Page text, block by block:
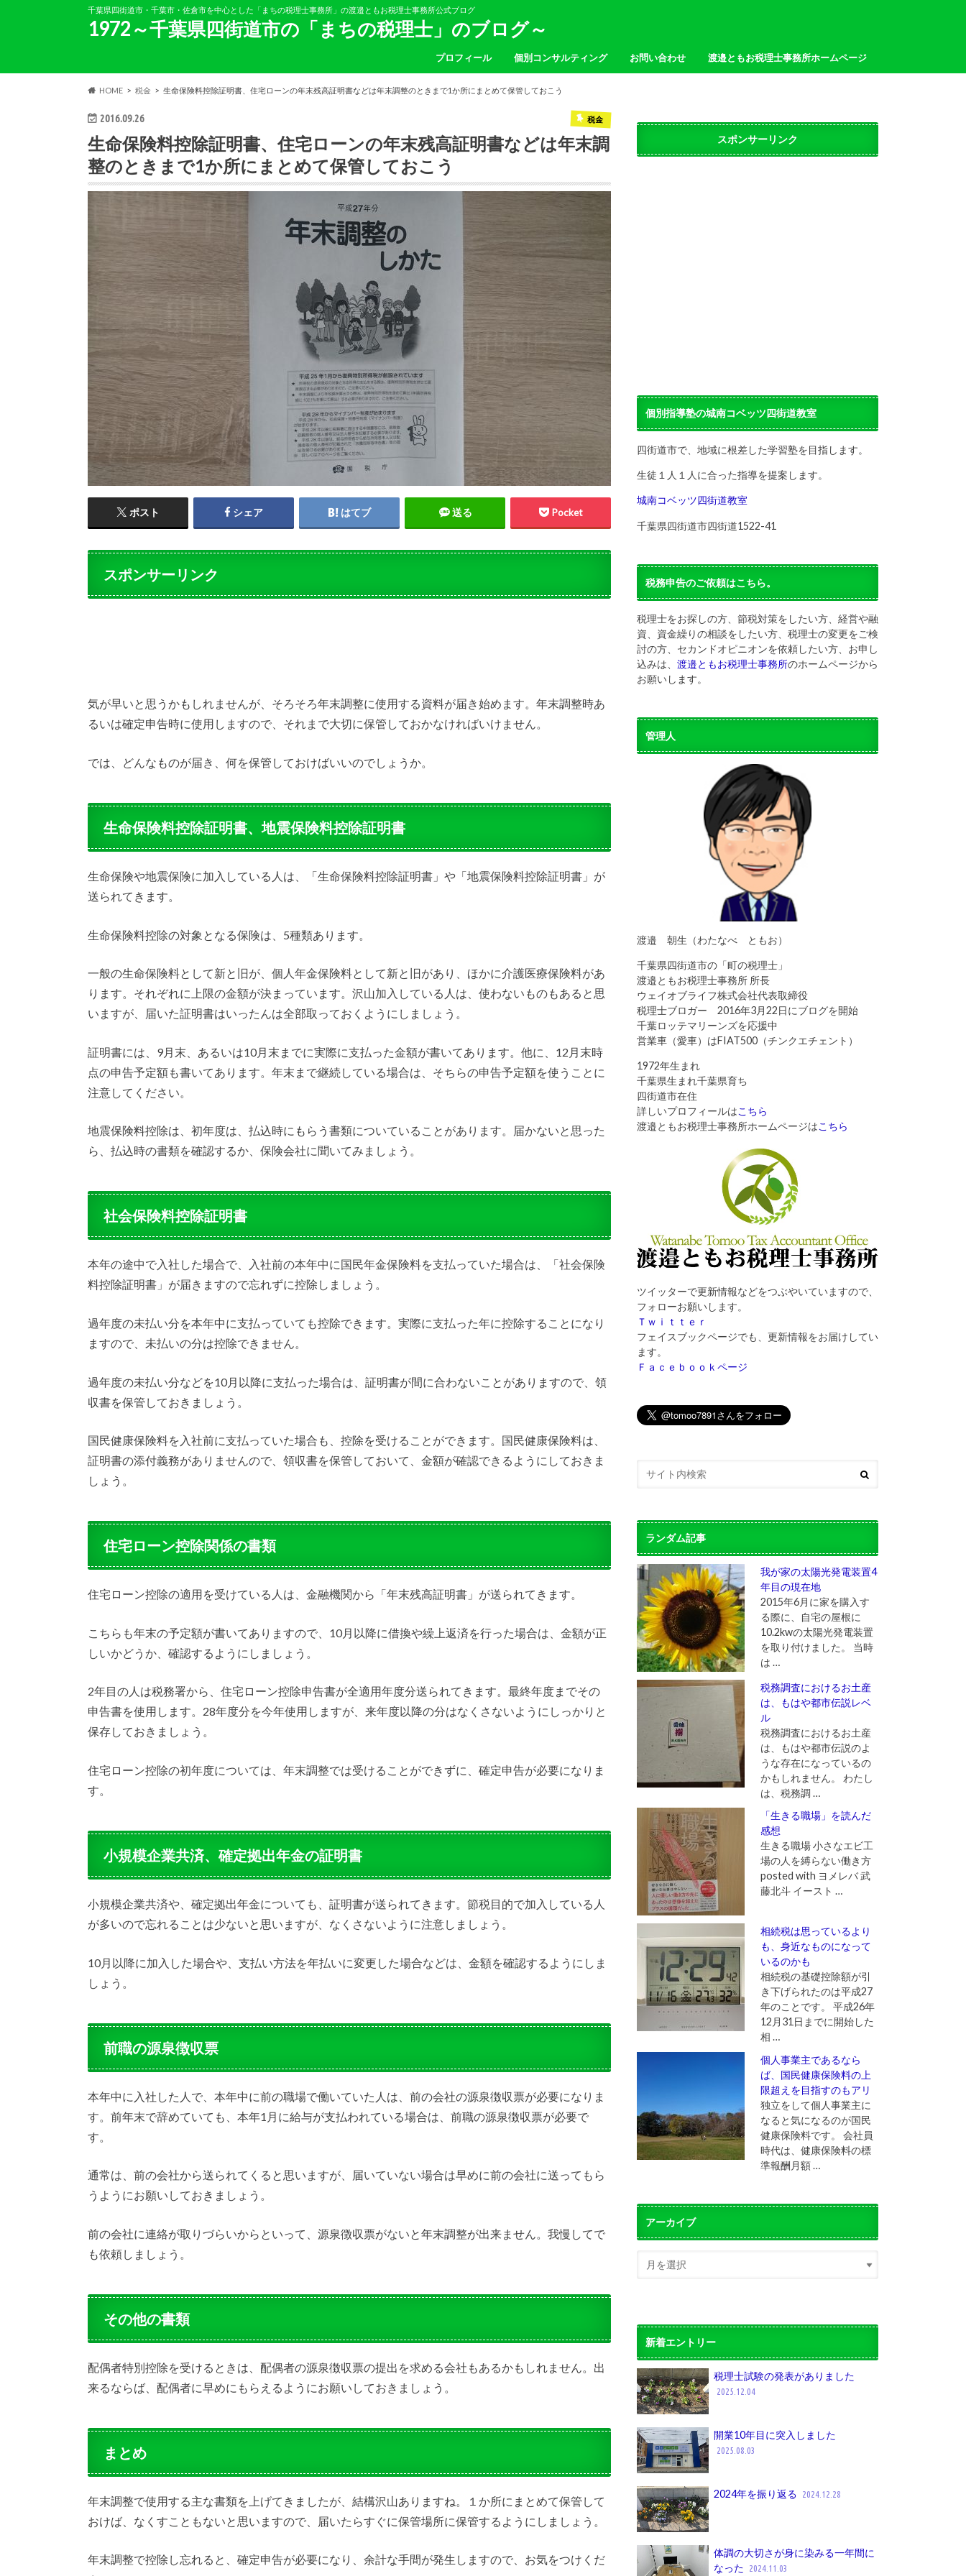
千葉県四街道市・千葉市・佐倉市を中心とした「まちの税理士事務所」の渡邉ともお税理士事務所公式ブログ
1972～千葉県四街道市の「まちの税理士」のブログ～
プロフィール 個別コンサルティング お問い合わせ 渡邉ともお税理士事務所ホームページ
HOME 税金 生命保険料控除証明書、住宅ローンの年末残高証明書などは年末調整のときまで1か所にまとめて保管しておこう
2016.09.26 税金
生命保険料控除証明書、住宅ローンの年末残高証明書などは年末調
整のときまで1か所にまとめて保管しておこう
ポスト シェア はてブ 送る Pocket
スポンサーリンク
気が早いと思うかもしれませんが、そろそろ年末調整に使用する資料が届き始めます。年末調整時あ
るいは確定申告時に使用しますので、それまで大切に保管しておかなければいけません。
では、どんなものが届き、何を保管しておけばいいのでしょうか。
生命保険料控除証明書、地震保険料控除証明書
生命保険や地震保険に加入している人は、「生命保険料控除証明書」や「地震保険料控除証明書」が
送られてきます。
生命保険料控除の対象となる保険は、5種類あります。
一般の生命保険料として新と旧が、個人年金保険料として新と旧があり、ほかに介護医療保険料があ
ります。それぞれに上限の金額が決まっています。沢山加入している人は、使わないものもあると思
いますが、届いた証明書はいったんは全部取っておくようにしましょう。
証明書には、9月末、あるいは10月末までに実際に支払った金額が書いてあります。他に、12月末時
点の申告予定額も書いてあります。年末まで継続している場合は、そちらの申告予定額を使うことに
注意してください。
地震保険料控除は、初年度は、払込時にもらう書類についていることがあります。届かないと思った
ら、払込時の書類を確認するか、保険会社に聞いてみましょう。
社会保険料控除証明書
本年の途中で入社した場合で、入社前の本年中に国民年金保険料を支払っていた場合は、「社会保険
料控除証明書」が届きますので忘れずに控除しましょう。
過年度の未払い分を本年中に支払っていても控除できます。実際に支払った年に控除することになり
ますので、未払いの分は控除できません。
過年度の未払い分などを10月以降に支払った場合は、証明書が間に合わないことがありますので、領
収書を保管しておきましょう。
国民健康保険料を入社前に支払っていた場合も、控除を受けることができます。国民健康保険料は、
証明書の添付義務がありませんので、領収書を保管しておいて、金額が確認できるようにしておきま
しょう。
住宅ローン控除関係の書類
住宅ローン控除の適用を受けている人は、金融機関から「年末残高証明書」が送られてきます。
こちらも年末の予定額が書いてありますので、10月以降に借換や繰上返済を行った場合は、金額が正
しいかどうか、確認するようにしましょう。
2年目の人は税務署から、住宅ローン控除申告書が全適用年度分送られてきます。最終年度までその
申告書を使用します。28年度分を今年使用しますが、来年度以降の分はなくさないようにしっかりと
保存しておきましょう。
住宅ローン控除の初年度については、年末調整では受けることができずに、確定申告が必要になりま
す。
小規模企業共済、確定拠出年金の証明書
小規模企業共済や、確定拠出年金についても、証明書が送られてきます。節税目的で加入している人
が多いので忘れることは少ないと思いますが、なくさないように注意しましょう。
10月以降に加入した場合や、支払い方法を年払いに変更した場合などは、金額を確認するようにしま
しょう。
前職の源泉徴収票
本年中に入社した人で、本年中に前の職場で働いていた人は、前の会社の源泉徴収票が必要になりま
す。前年末で辞めていても、本年1月に給与が支払われている場合は、前職の源泉徴収票が必要で
す。
通常は、前の会社から送られてくると思いますが、届いていない場合は早めに前の会社に送ってもら
うようにお願いしておきましょう。
前の会社に連絡が取りづらいからといって、源泉徴収票がないと年末調整が出来ません。我慢してで
も依頼しましょう。
その他の書類
配偶者特別控除を受けるときは、配偶者の源泉徴収票の提出を求める会社もあるかもしれません。出
来るならば、配偶者に早めにもらえるようにお願いしておきましょう。
まとめ
年末調整で使用する主な書類を上げてきましたが、結構沢山ありますね。１か所にまとめて保管して
おけば、なくすこともないと思いますので、届いたらすぐに保管場所に保管するようにしましょう。
年末調整で控除し忘れると、確定申告が必要になり、余計な手間が発生しますので、お気をつけくだ
スポンサーリンク
個別指導塾の城南コベッツ四街道教室
四街道市で、地域に根差した学習塾を目指します。
生徒１人１人に合った指導を提案します。
城南コベッツ四街道教室
千葉県四街道市四街道1522-41
税務申告のご依頼はこちら。
税理士をお探しの方、節税対策をしたい方、経営や融
資、資金繰りの相談をしたい方、税理士の変更をご検
討の方、セカンドオピニオンを依頼したい方、お申し
込みは、 渡邉ともお税理士事務所のホームページから
お願いします。
管理人
渡邉 朝生（わたなべ ともお）
千葉県四街道市の「町の税理士」
渡邉ともお税理士事務所 所長
ウェイオブライフ株式会社代表取締役
税理士ブロガー 2016年3月22日にブログを開始
千葉ロッテマリーンズを応援中
営業車（愛車）はFIAT500（チンクエチェント）
1972年生まれ
千葉県生まれ千葉県育ち
四街道市在住
詳しいプロフィールはこちら
渡邉ともお税理士事務所ホームページはこちら
ツイッターで更新情報などをつぶやいていますので、
フォローお願いします。
Ｔｗｉｔｔｅｒ
フェイスブックページでも、更新情報をお届けしてい
ます。
Ｆａｃｅｂｏｏｋページ
ランダム記事
我が家の太陽光発電装置4
年目の現在地
2015年6月に家を購入す
る際に、自宅の屋根に
10.2kwの太陽光発電装置
を取り付けました。 当時
は …
税務調査におけるお土産
は、もはや都市伝説レベ
ル
税務調査におけるお土産
は、もはや都市伝説のよ
うな存在になっているの
かもしれません。 わたし
は、税務調 …
「生きる職場」を読んだ
感想
生きる職場 小さなエビ工
場の人を縛らない働き方
posted with ヨメレバ 武
藤北斗 イースト …
相続税は思っているより
も、身近なものになって
いるのかも
相続税の基礎控除額が引
き下げられたのは平成27
年のことです。 平成26年
12月31日までに開始した
相 …
個人事業主であるなら
ば、国民健康保険料の上
限超えを目指すのもアリ
独立をして個人事業主に
なると気になるのが国民
健康保険料です。 会社員
時代は、健康保険料の標
準報酬月額 …
アーカイブ
新着エントリー
税理士試験の発表がありました
2025.12.04
開業10年目に突入しました
2025.08.03
2024年を振り返る 2024.12.28
体調の大切さが身に染みる一年間に
なった
2024.11.03